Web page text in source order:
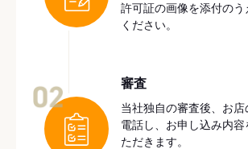
許可証の画像を添付の
ください。
審査
当社独自の審査後、お店
電話し、お申し込み内
ただきます。